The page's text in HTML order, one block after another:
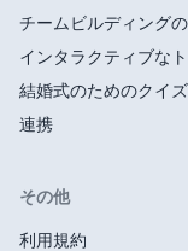
チームビルディング
インタラクティブな
結婚式のためのクイ
連携
その他
利用規約